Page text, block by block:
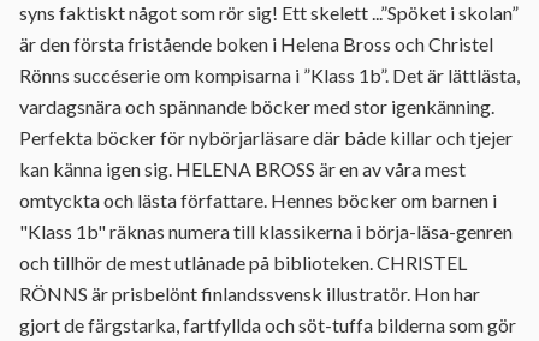
syns faktiskt något som rör sig! Ett skelett ...”Spöket i skolan”
är den första fristående boken i Helena Bross och Christel
Rönns succéserie om kompisarna i ”Klass 1b”. Det är lättlästa,
vardagsnära och spännande böcker med stor igenkänning.
Perfekta böcker för nybörjarläsare där både killar och tjejer
kan känna igen sig. HELENA BROSS är en av våra mest
omtyckta och lästa författare. Hennes böcker om barnen i
"Klass 1b" räknas numera till klassikerna i börja-läsa-genren
och tillhör de mest utlånade på biblioteken. CHRISTEL
RÖNNS är prisbelönt finlandssvensk illustratör. Hon har
gjort de färgstarka, fartfyllda och söt-tuffa bilderna som gör